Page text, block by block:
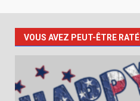
VOUS AVEZ PEUT-ÊTRE RATÉ